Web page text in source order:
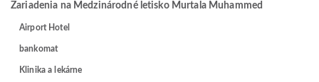
Zariadenia na Medzinárodné letisko Murtala Muhammed
Airport Hotel
bankomat
Klinika a lekárne